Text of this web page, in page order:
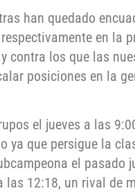
han quedado
en la
contra los que las
posiciones en la
el jueves a las
ya que persigue la
el pasado
las 12:18, un rival de